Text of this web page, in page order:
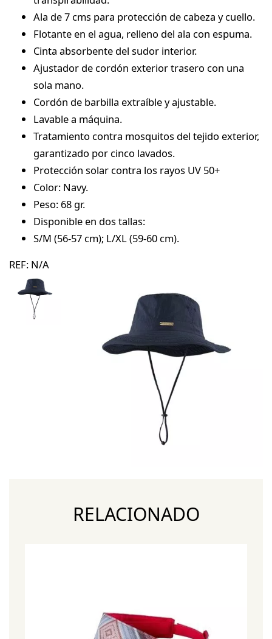
Ala de 7 cms para protección de cabeza y cuello.
Flotante en el agua, relleno del ala con espuma.
Cinta absorbente del sudor interior.
Ajustador de cordón exterior trasero con una
sola mano.
Cordón de barbilla extraíble y ajustable.
Lavable a máquina.
Tratamiento contra mosquitos del tejido exterior,
garantizado por cinco lavados.
Protección solar contra los rayos UV 50+
Color: Navy.
Peso: 68 gr.
Disponible en dos tallas:
S/M (56-57 cm); L/XL (59-60 cm).
REF: N/A
RELACIONADO